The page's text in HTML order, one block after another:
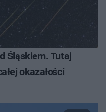
Śląskiem. Tutaj
okazałości